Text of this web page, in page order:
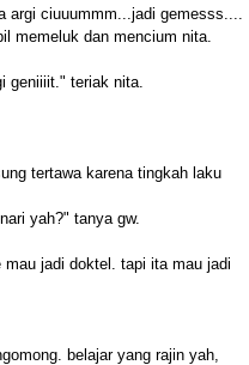
argi ciuuummm...jadi gemesss....
memeluk dan mencium nita.
geniiiit." teriak nita.
tertawa karena tingkah laku
yah?" tanya gw.
jadi doktel. tapi ita mau jadi
belajar yang rajin yah,